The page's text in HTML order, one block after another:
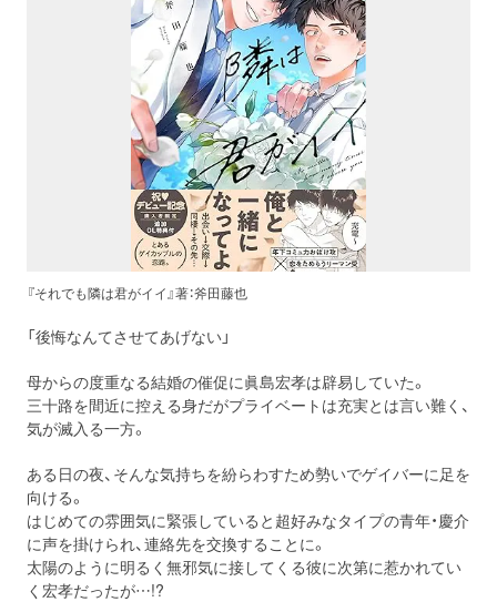
『それでも隣は君がイイ』著：斧田藤也
「後悔なんてさせてあげない」
母からの度重なる結婚の催促に眞島宏孝は辟易していた。
三十路を間近に控える身だがプライベートは充実とは言い難く、
気が滅入る一方。
ある日の夜、そんな気持ちを紛らわすため勢いでゲイバーに足を
向ける。
はじめての雰囲気に緊張していると超好みなタイプの青年・慶介
に声を掛けられ、連絡先を交換することに。
太陽のように明るく無邪気に接してくる彼に次第に惹かれてい
く宏孝だったが…!?